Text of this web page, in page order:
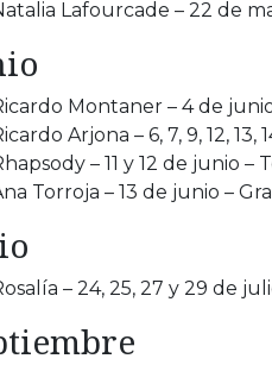
Lafourcade – 22 de
Montaner – 4 de
Arjona – 6, 7, 9, 12, 13,
– 11 y 12 de junio –
Torroja – 13 de junio –
– 24, 25, 27 y 29 de